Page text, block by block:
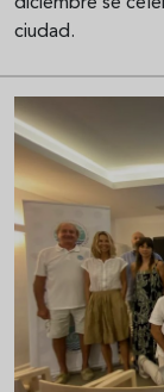
diciembre se
ciudad.